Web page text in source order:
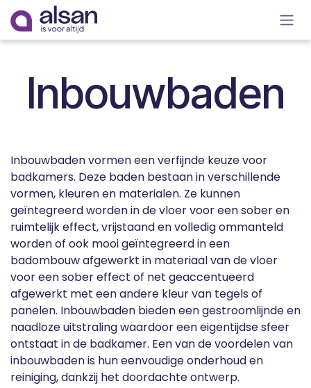
Overslaan naar inhoud
Inbouwbaden
Inbouwbaden vormen een verfijnde keuze voor
badkamers. Deze baden bestaan in verschillende
vormen, kleuren en materialen. Ze kunnen
geïntegreerd worden in de vloer voor een sober en
ruimtelijk effect, vrijstaand en volledig ommanteld
worden of ook mooi geïntegreerd in een
badombouw afgewerkt in materiaal van de vloer
voor een sober effect of net geaccentueerd
afgewerkt met een andere kleur van tegels of
panelen. Inbouwbaden bieden een gestroomlijnde en
naadloze uitstraling waardoor een eigentijdse sfeer
ontstaat in de badkamer. Een van de voordelen van
inbouwbaden is hun eenvoudige onderhoud en
reiniging, dankzij het doordachte ontwerp.